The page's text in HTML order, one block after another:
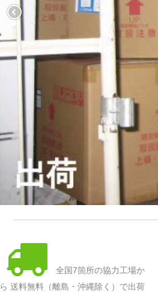
全国7箇所の協力工場か
ら 送料無料（離島・沖縄除く）で出荷